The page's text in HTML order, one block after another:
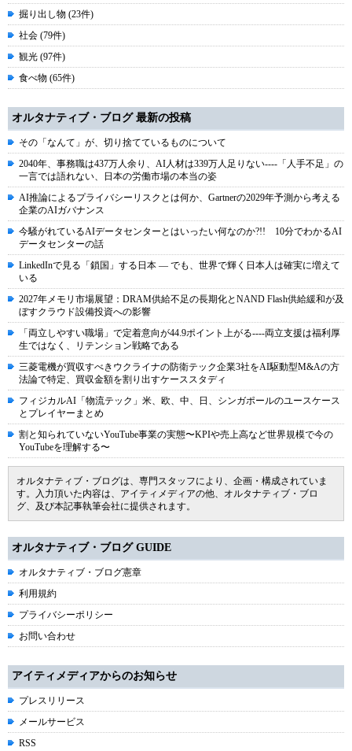
掘り出し物 (23件)
社会 (79件)
観光 (97件)
食べ物 (65件)
オルタナティブ・ブログ 最新の投稿
その「なんて」が、切り捨てているものについて
2040年、事務職は437万人余り、AI人材は339万人足りない----「人手不足」の
一言では語れない、日本の労働市場の本当の姿
AI推論によるプライバシーリスクとは何か、Gartnerの2029年予測から考える
企業のAIガバナンス
今騒がれているAIデータセンターとはいったい何なのか?!! 10分でわかるAI
データセンターの話
LinkedInで見る「鎖国」する日本 ― でも、世界で輝く日本人は確実に増えて
いる
2027年メモリ市場展望：DRAM供給不足の長期化とNAND Flash供給緩和が及
ぼすクラウド設備投資への影響
「両立しやすい職場」で定着意向が44.9ポイント上がる----両立支援は福利厚
生ではなく、リテンション戦略である
三菱電機が買収すべきウクライナの防衛テック企業3社をAI駆動型M&Aの方
法論で特定、買収金額を割り出すケーススタディ
フィジカルAI「物流テック」米、欧、中、日、シンガポールのユースケース
とプレイヤーまとめ
割と知られていないYouTube事業の実態〜KPIや売上高など世界規模で今の
YouTubeを理解する〜
オルタナティブ・ブログは、専門スタッフにより、企画・構成されていま
す。入力頂いた内容は、アイティメディアの他、オルタナティブ・ブロ
グ、及び本記事執筆会社に提供されます。
オルタナティブ・ブログ GUIDE
オルタナティブ・ブログ憲章
利用規約
プライバシーポリシー
お問い合わせ
アイティメディアからのお知らせ
プレスリリース
メールサービス
RSS